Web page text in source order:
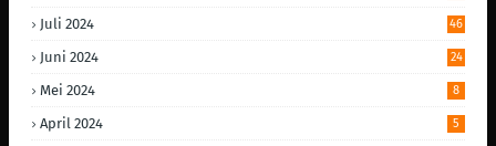
Juli 2024 46
Juni 2024 24
Mei 2024 8
April 2024 5